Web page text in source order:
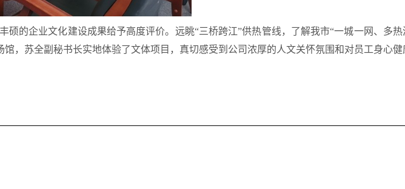
硕的企业文化建设成果给予高度评价。远眺“三桥跨江”供热管线， 了解我市“一城一网、多热
，苏全副秘书长实地体验了文体项目，真切感受到公司浓厚的人文关怀氛围和对员工身心健